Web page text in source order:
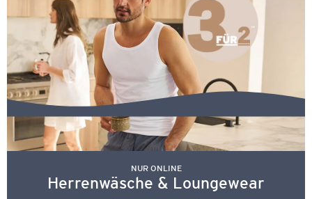
NUR ONLINE
Herrenwäsche & Loungewear